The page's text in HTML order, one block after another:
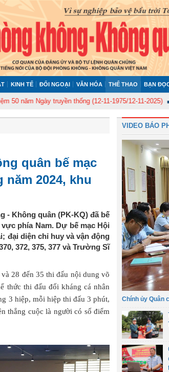
KINH TẾ ĐỐI NGOẠI VĂN HÓA THỂ THAO BẠN
truyền thống (12-11-1975/12-11-2025) Ủy ban
quân bế mạc
2024, khu
- Không quân (PK-KQ) đã bế
phía Nam. Dự bế mạc Hội
đại diện chỉ huy và vận động
372, 375, 377 và Trường Sĩ
28 đến 35 thi đấu nội dung võ
thức thi đấu đối kháng cá nhân
3 hiệp, mỗi hiệp thi đấu 3 phút,
thắng cuộc là người có số điểm
VIDEO BÁO
Chính ủy Quân